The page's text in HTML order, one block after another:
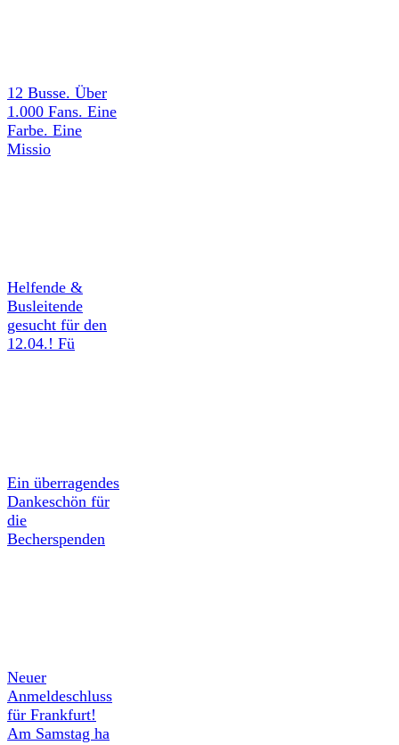
12 Busse. Über
1.000 Fans. Eine
Farbe. Eine
Missio
Helfende &
Busleitende
gesucht für den
12.04.! Fü
Ein überragendes
Dankeschön für
die
Becherspenden
Neuer
Anmeldeschluss
für Frankfurt!
Am Samstag ha